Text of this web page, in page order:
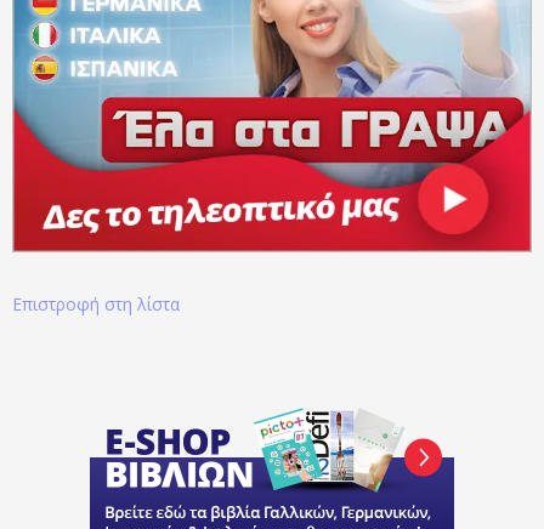
Επιστροφή στη λίστα